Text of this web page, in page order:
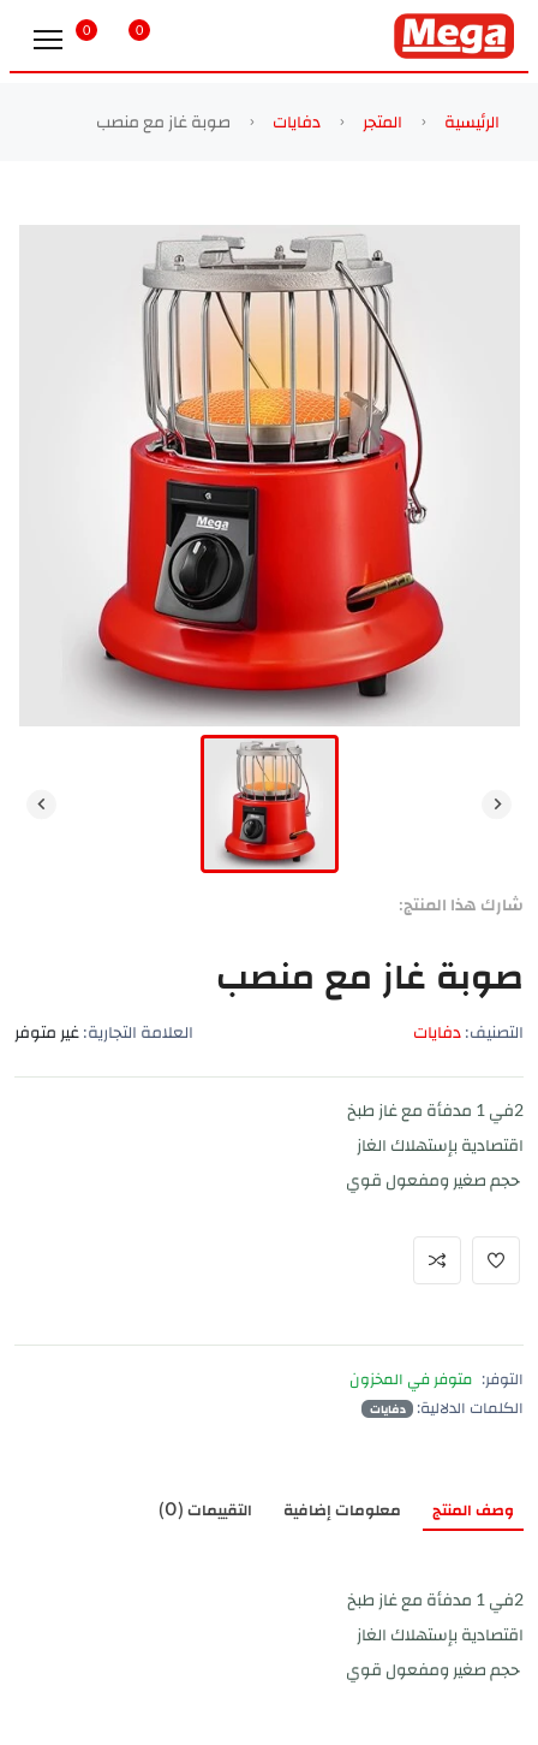
0
0
الرئيسية المتجر دفايات صوبة غاز مع منصب
شارك هذا المنتج:
صوبة غاز مع منصب
التصنيف: دفايات العلامة التجارية: غير متوفر
2في 1 مدفأة مع غاز طبخ
اقتصادية بإستهلاك الغاز
حجم صغير ومفعول قوي
التوفر: متوفر في المخزون
الكلمات الدلالية:
دفايات
وصف المنتج معلومات إضافية التقييمات (0)
2في 1 مدفأة مع غاز طبخ
اقتصادية بإستهلاك الغاز
حجم صغير ومفعول قوي